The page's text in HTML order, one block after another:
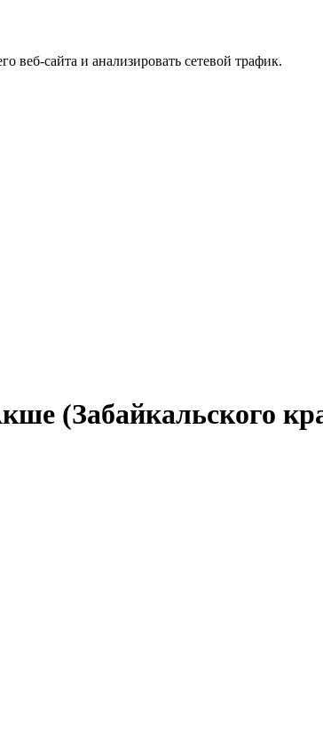
сайта и анализировать сетевой трафик.
(Забайкальского